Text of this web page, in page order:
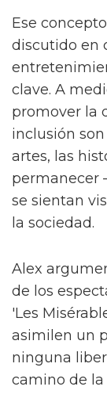
Ese
discutido en
clave. A
promover la
inclusión
artes, las
permanecer
se sientan
la sociedad.
Alex
de los
'Les
asimilen un
ninguna
camino de la